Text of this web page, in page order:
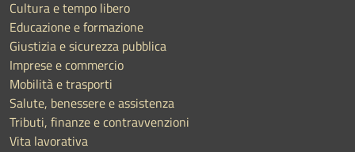
Cultura e tempo libero
Educazione e formazione
Giustizia e sicurezza pubblica
Imprese e commercio
Mobilità e trasporti
Salute, benessere e assistenza
Tributi, finanze e contravvenzioni
Vita lavorativa